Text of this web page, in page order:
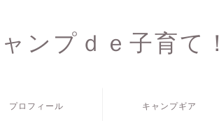
ンプｄｅ子育て！
プロフィール キャンプギア